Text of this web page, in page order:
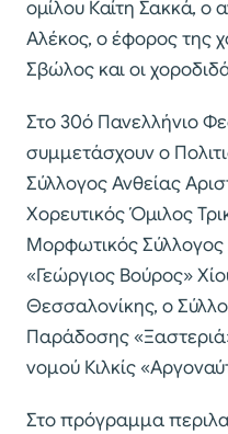
ομίλου Καίτη Σακκά, ο
Αλέκος, ο έφορος της
Σβώλος και οι
Στο 30ό Πανελλήνιο
συμμετάσχουν ο
Σύλλογος Ανθείας
Χορευτικός Όμιλος
Μορφωτικός Σύλλογος
«Γεώργιος Βούρος»
Θεσσαλονίκης, ο
Παράδοσης
νομού Κιλκίς
Στο πρόγραμμα